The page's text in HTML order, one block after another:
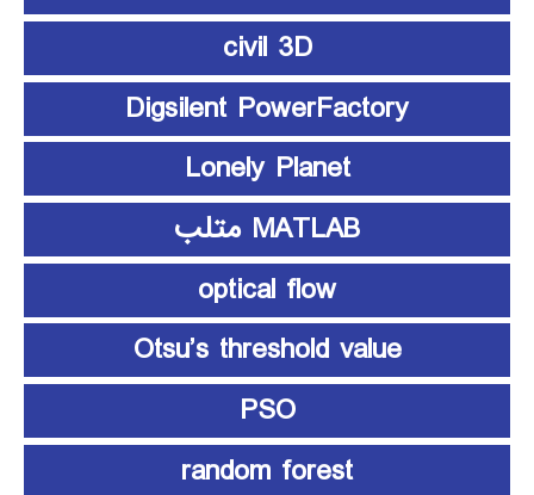
civil 3D
Digsilent PowerFactory
Lonely Planet
MATLAB متلب
optical flow
Otsu’s threshold value
PSO
random forest